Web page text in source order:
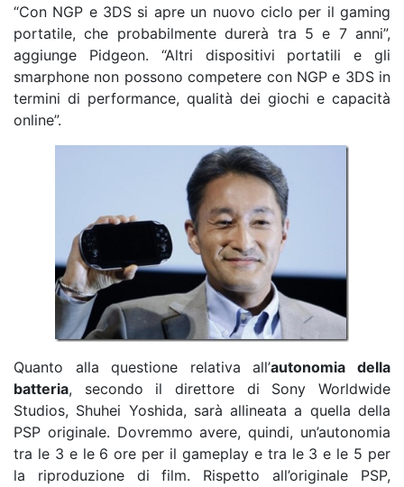
“Con NGP e 3DS si apre un nuovo ciclo per il gaming
portatile, che probabilmente durerà tra 5 e 7 anni”,
aggiunge Pidgeon. “Altri dispositivi portatili e gli
smarphone non possono competere con NGP e 3DS in
termini di performance, qualità dei giochi e capacità
online”.
Quanto alla questione relativa all’autonomia della
batteria, secondo il direttore di Sony Worldwide
Studios, Shuhei Yoshida, sarà allineata a quella della
PSP originale. Dovremmo avere, quindi, un’autonomia
tra le 3 e le 6 ore per il gameplay e tra le 3 e le 5 per
la riproduzione di film. Rispetto all’originale PSP,